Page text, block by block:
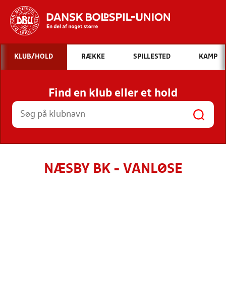
Hvad vil du søge efter?
INDHOLD OG NYHEDER
STILLINGER, RESULTATER, KLUBBER OG
HOLD
KLUB/HOLD RÆKKE SPILLESTED KAMP
Find en klub eller et hold
NÆSBY BK - VANLØSE